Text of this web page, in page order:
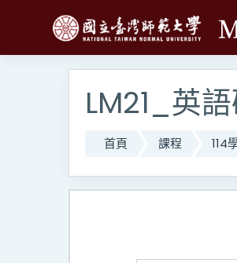
LM21_英
首頁 課程 114